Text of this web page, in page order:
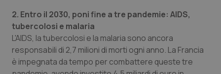
2. Entro il 2030, poni fine a tre pandemie: AIDS,
tubercolosi e malaria
L'AIDS, la tubercolosi e la malaria sono ancora
responsabili di 2,7 milioni di morti ogni anno. La Francia
è impegnata da tempo per combattere queste tre